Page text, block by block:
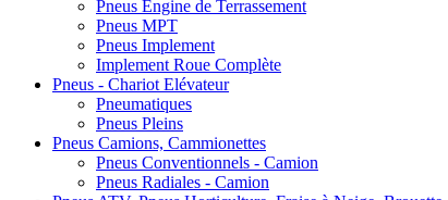
Pneus Engine de Terrassement
Pneus MPT
Pneus Implement
Implement Roue Complète
Pneus - Chariot Elévateur
Pneumatiques
Pneus Pleins
Pneus Camions, Cammionettes
Pneus Conventionnels - Camion
Pneus Radiales - Camion